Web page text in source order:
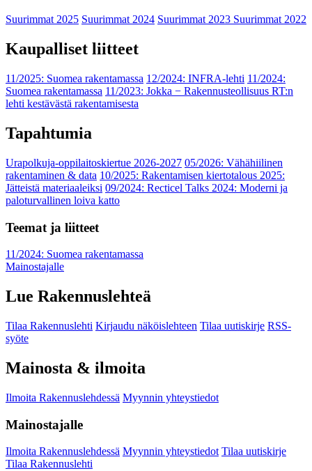
Suurimmat 2025 Suurimmat 2024 Suurimmat 2023 Suurimmat 2022
Kaupalliset liitteet
11/2025: Suomea rakentamassa 12/2024: INFRA-lehti 11/2024:
Suomea rakentamassa 11/2023: Jokka − Rakennusteollisuus RT:n
lehti kestävästä rakentamisesta
Tapahtumia
Urapolkuja-oppilaitoskiertue 2026-2027 05/2026: Vähähiilinen
rakentaminen & data 10/2025: Rakentamisen kiertotalous 2025:
Jätteistä materiaaleiksi 09/2024: Recticel Talks 2024: Moderni ja
paloturvallinen loiva katto
Teemat ja liitteet
11/2024: Suomea rakentamassa
Mainostajalle
Lue Rakennuslehteä
Tilaa Rakennuslehti Kirjaudu näköislehteen Tilaa uutiskirje RSS-
syöte
Mainosta & ilmoita
Ilmoita Rakennuslehdessä Myynnin yhteystiedot
Mainostajalle
Ilmoita Rakennuslehdessä Myynnin yhteystiedot Tilaa uutiskirje
Tilaa Rakennuslehti